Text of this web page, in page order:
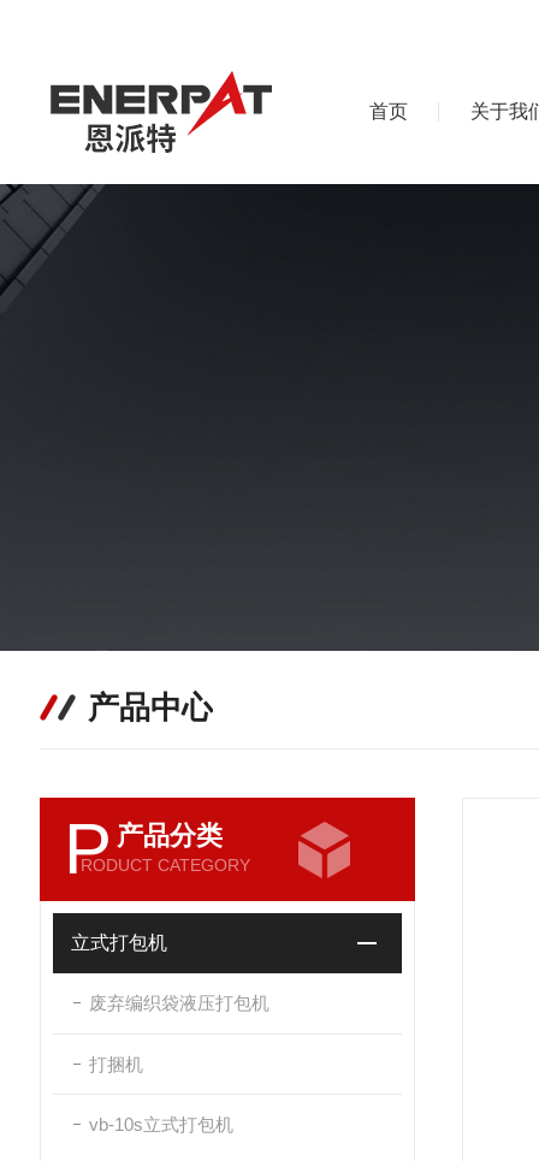
首页 关于我
产品中心
P 产品分类
RODUCT CATEGORY
立式打包机
废弃编织袋液压打包机
打捆机
vb-10s立式打包机